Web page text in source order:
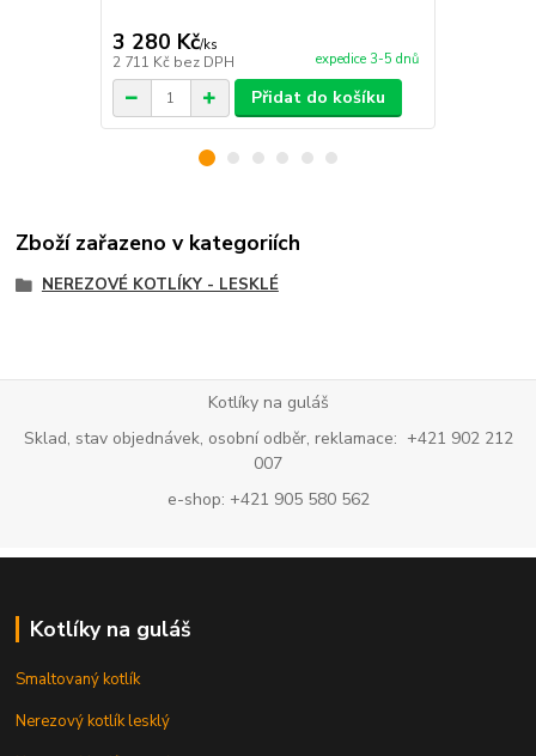
3 280 Kč/ks
2 711 Kč bez DPH expedice 3-5 dnů
Přidat do košíku
Zboží zařazeno v kategoriích
NEREZOVÉ KOTLÍKY - LESKLÉ
Kotlíky na guláš
Sklad, stav objednávek, osobní odběr, reklamace: +421 902 212
007
e-shop: +421 905 580 562
Kotlíky na guláš
Smaltovaný kotlík
Nerezový kotlík lesklý